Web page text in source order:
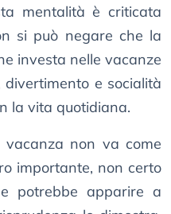
mentalità è criticata
si può negare che la
investa nelle vacanze
e socialità
la vita quotidiana.
non va come
importante, non certo
potrebbe apparire a